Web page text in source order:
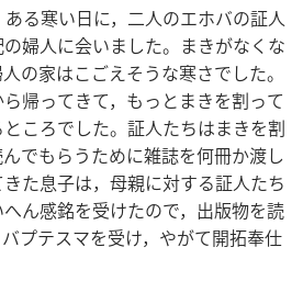
る寒い日に，二人のエホバの証人
婦人に会いました。まきがなくな
の家はこごえそうな寒さでした。
帰ってきて，もっとまきを割って
ころでした。証人たちはまきを割
でもらうために雑誌を何冊か渡し
た息子は，母親に対する証人たち
ん感銘を受けたので，出版物を読
プテスマを受け，やがて開拓奉仕